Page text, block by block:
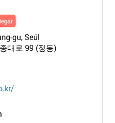
gu, Seúl
대로 99 (정동)